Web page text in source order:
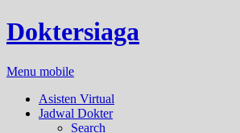
Doktersiaga
Menu mobile
Asisten Virtual
Jadwal Dokter
Search